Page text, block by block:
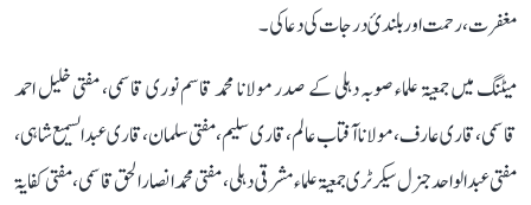
مغفرت، رحمت اور بلندیٔ درجات کی دعا کی۔
میٹنگ میں جمعیۃ علماء صوبہ دہلی کے صدر مولانا محمد قاسم نوری قاسمی، مفتی خلیل احمد
قاسمی، قاری عارف، مولانا آفتاب عالم، قاری سلیم، مفتی سلمان ، قاری عبدالسمیع شاہی ،
مفتی عبد الواحد جنرل سیکرٹری جمعیۃ علماء مشرقی دہلی، مفتی محمد انصار الحق قاسمی ، مفتی کفایۃ